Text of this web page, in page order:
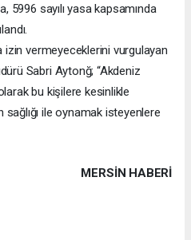
5996 sayılı yasa kapsamında
izin vermeyeceklerini vurgulayan
Sabri Aytonğ; “Akdeniz
bu kişilere kesinlikle
ile oynamak isteyenlere
MERSIN HABERİ